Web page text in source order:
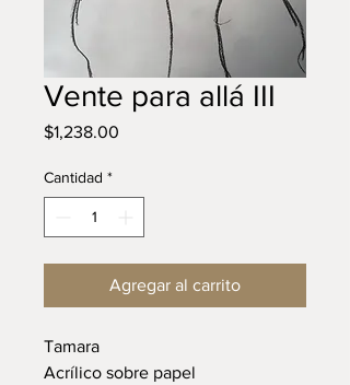
Vente para allá III
$1,238.00
Cantidad *
Agregar al carrito
Tamara
Acrílico sobre papel